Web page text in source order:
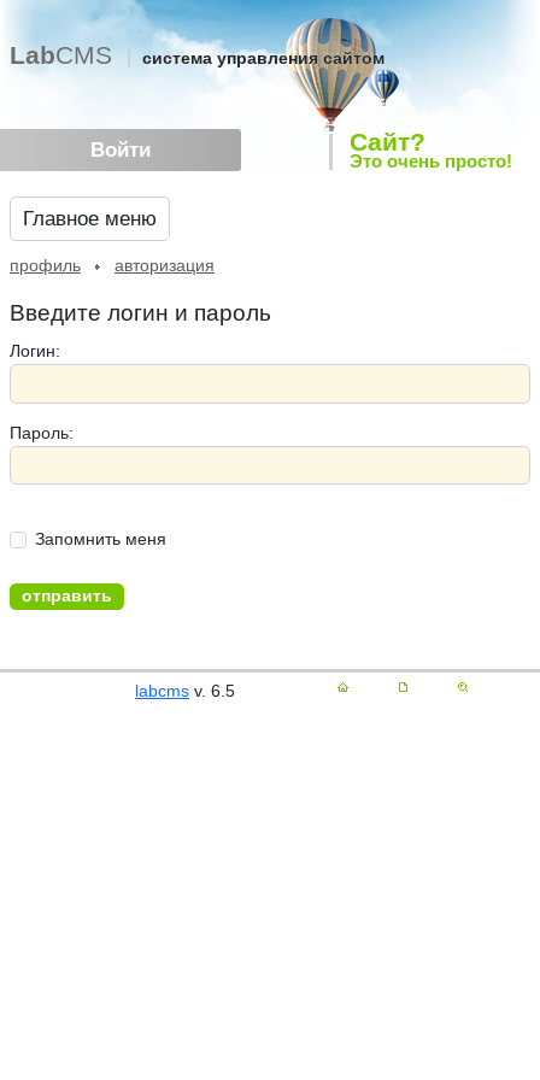
Войти
LabCMS система управления сайтом
Сайт?
Это очень просто!
Главное меню
профиль авторизация
Введите логин и пароль
Логин:
Пароль:
Запомнить меня
labcms v. 6.5